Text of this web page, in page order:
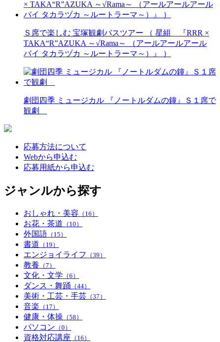
Ｓ席で楽しむ 宝塚観劇バスツアー （ 星組 『RRR ×
TAKA“R”AZUKA ～√Rama～ （アールアールアール
バイ タカラヅカ ～ルートラーマ～）』 ）
劇団四季 ミュージカル 『ノートルダムの鐘』Ｓ１席で
観劇
応募方法について
Webから申込む
応募用紙から申込む
ジャンルから探す
おしゃれ・美容 （16）
お花・茶道 （10）
外国語 （15）
書道 （19）
エンジョイライフ （39）
教養 （7）
文化・文学 （6）
ダンス・舞踊 （44）
美術・工芸・手芸 （37）
音楽 （17）
健康・体操 （58）
パソコン （0）
資格対応講座 （16）